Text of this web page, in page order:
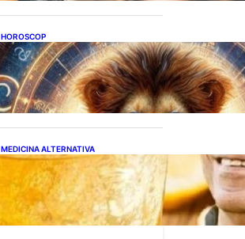
HOROSCOP
Portalul Leului 8/8:
Oportunități de Abundență
pentru Cinci Zodii în 2026
MEDICINA ALTERNATIVA
Cele cinci băuturi esențiale
pentru menținerea glicemiei
sub control pe timpul nopții:
Ghidul specialistului